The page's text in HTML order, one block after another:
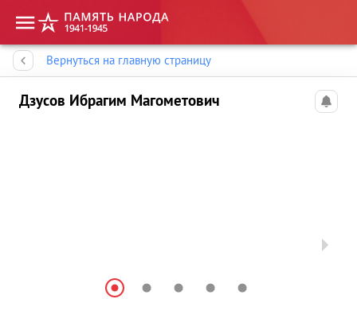
Вернуться на главную страницу
Дзусов Ибрагим Магометович
Память народа